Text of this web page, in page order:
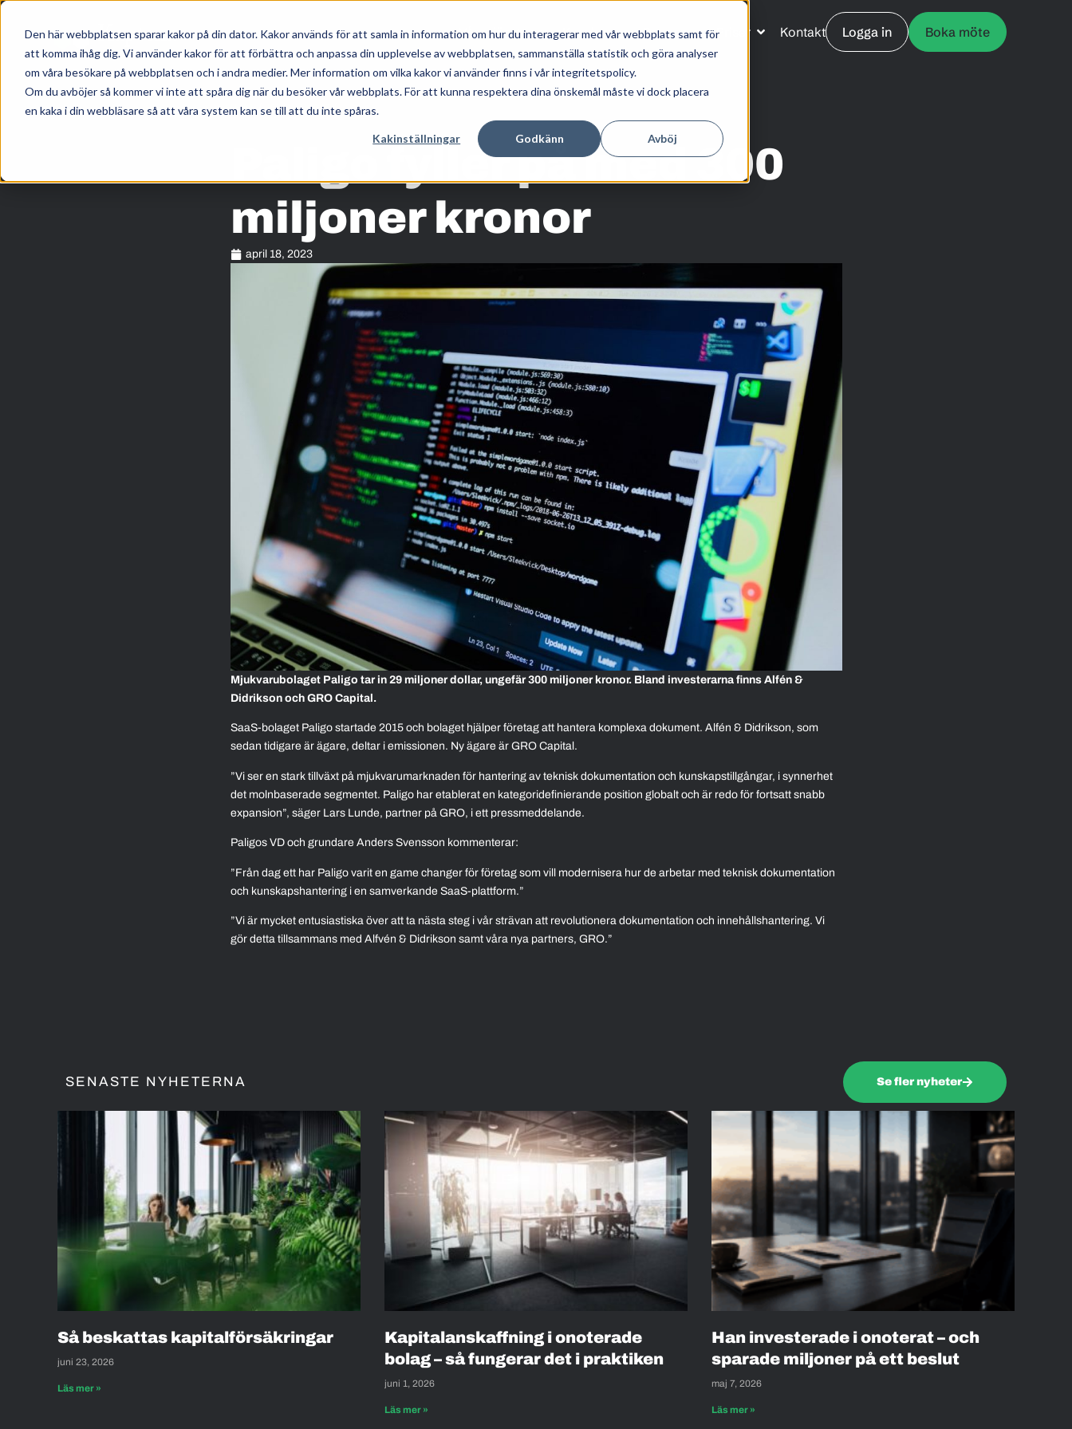
Den här webbplatsen sparar kakor på din dator. Kakor används för att samla in information om hur du interagerar med vår webbplats samt för
att komma ihåg dig. Vi använder kakor för att förbättra och anpassa din upplevelse av webbplatsen, sammanställa statistik och göra analyser
om våra besökare på webbplatsen och i andra medier. Mer information om vilka kakor vi använder finns i vår integritetspolicy.
Om du avböjer så kommer vi inte att spåra dig när du besöker vår webbplats. För att kunna respektera dina önskemål måste vi dock placera
en kaka i din webbläsare så att våra system kan se till att du inte spåras.
Kakinställningar Godkänn Avböj
Våra tjänster Kunskap Om oss Priser Kontakt Logga in Boka möte
HEM/KUNSKAP/
Paligo fyller på med 300
miljoner kronor
april 18, 2023
Mjukvarubolaget Paligo tar in 29 miljoner dollar, ungefär 300 miljoner kronor. Bland investerarna finns Alfén &
Didrikson och GRO Capital.
SaaS-bolaget Paligo startade 2015 och bolaget hjälper företag att hantera komplexa dokument. Alfén & Didrikson, som
sedan tidigare är ägare, deltar i emissionen. Ny ägare är GRO Capital.
”Vi ser en stark tillväxt på mjukvarumarknaden för hantering av teknisk dokumentation och kunskapstillgångar, i synnerhet
det molnbaserade segmentet. Paligo har etablerat en kategoridefinierande position globalt och är redo för fortsatt snabb
expansion”, säger Lars Lunde, partner på GRO, i ett pressmeddelande.
Paligos VD och grundare Anders Svensson kommenterar:
”Från dag ett har Paligo varit en game changer för företag som vill modernisera hur de arbetar med teknisk dokumentation
och kunskapshantering i en samverkande SaaS-plattform.”
”Vi är mycket entusiastiska över att ta nästa steg i vår strävan att revolutionera dokumentation och innehållshantering. Vi
gör detta tillsammans med Alfvén & Didrikson samt våra nya partners, GRO.”
SENASTE NYHETERNA Se fler nyheter
Så beskattas kapitalförsäkringar
juni 23, 2026
Läs mer »
Kapitalanskaffning i onoterade
bolag – så fungerar det i praktiken
juni 1, 2026
Läs mer »
Han investerade i onoterat – och
sparade miljoner på ett beslut
maj 7, 2026
Läs mer »